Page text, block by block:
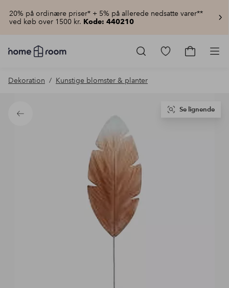
20% på ordinære priser* + 5% på allerede nedsatte varer**
ved køb over 1500 kr. Kode: 440210
Homeroom
–
hjemmet
pris
Gå
Gå
Dekoration Kunstige blomster & planter
Tilbage
Se lignende